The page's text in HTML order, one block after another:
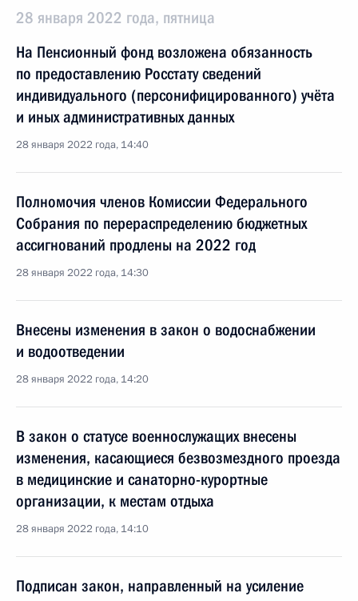
28 января 2022 года, пятница
На Пенсионный фонд возложена обязанность
по предоставлению Росстату сведений
индивидуального (персонифицированного) учёта
и иных административных данных
28 января 2022 года, 14:40
Полномочия членов Комиссии Федерального
Собрания по перераспределению бюджетных
ассигнований продлены на 2022 год
28 января 2022 года, 14:30
Внесены изменения в закон о водоснабжении
и водоотведении
28 января 2022 года, 14:20
В закон о статусе военнослужащих внесены
изменения, касающиеся безвозмездного проезда
в медицинские и санаторно-курортные
организации, к местам отдыха
28 января 2022 года, 14:10
Подписан закон, направленный на усиление